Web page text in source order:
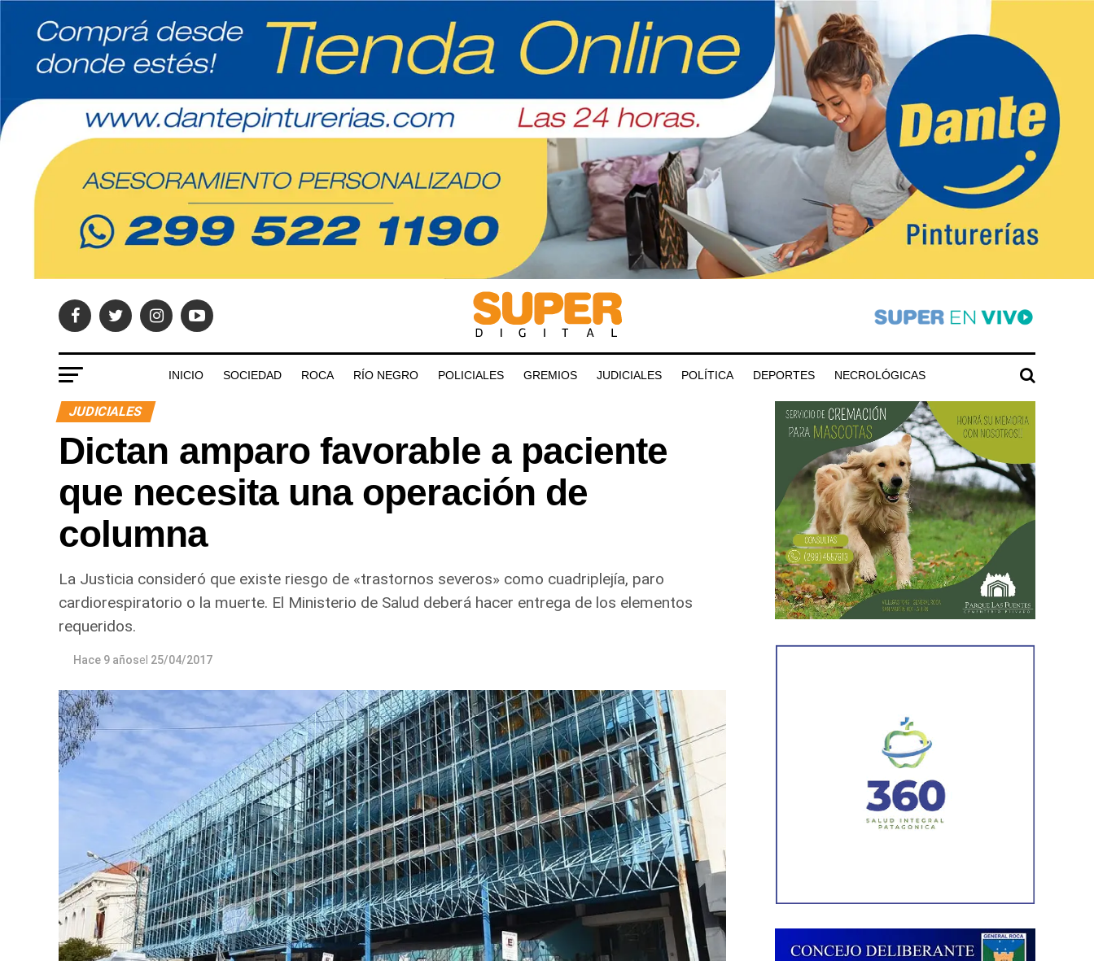
INICIO SOCIEDAD ROCA RÍO NEGRO POLICIALES GREMIOS JUDICIALES POLÍTICA DEPORTES NECROLÓGICAS
JUDICIALES
Dictan amparo favorable a paciente
que necesita una operación de
columna
La Justicia consideró que existe riesgo de «trastornos severos» como cuadriplejía, paro
cardiorespiratorio o la muerte. El Ministerio de Salud deberá hacer entrega de los elementos
requeridos.
Hace 9 añosel 25/04/2017